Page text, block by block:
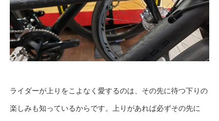
ライダーが上りをこよなく愛するのは、その先に待つ下りの
楽しみも知っているからです。上りがあれば必ずその先に